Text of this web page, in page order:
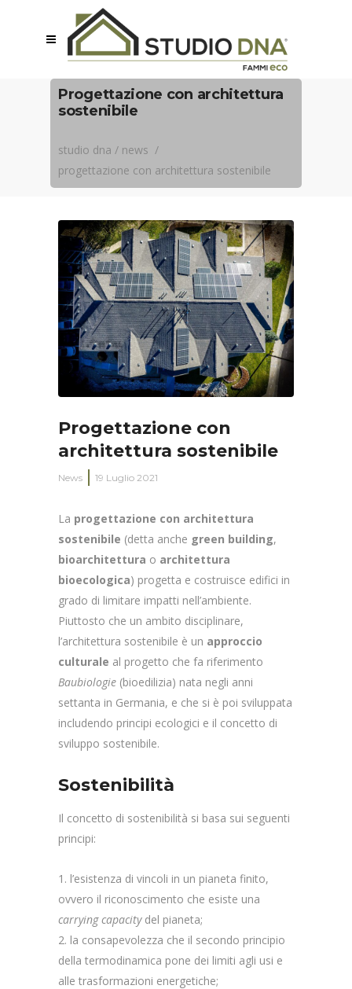
Progettazione con architettura
sostenibile
studio dna / news /
progettazione con architettura sostenibile
Progettazione con
architettura sostenibile
News 19 Luglio 2021
La progettazione con architettura
sostenibile (detta anche green building,
bioarchitettura o architettura
bioecologica) progetta e costruisce edifici in
grado di limitare impatti nell’ambiente.
Piuttosto che un ambito disciplinare,
l’architettura sostenibile è un approccio
culturale al progetto che fa riferimento
Baubiologie (bioedilizia) nata negli anni
settanta in Germania, e che si è poi sviluppata
includendo principi ecologici e il concetto di
sviluppo sostenibile.
Sostenibilità
Il concetto di sostenibilità si basa sui seguenti
principi:
l’esistenza di vincoli in un pianeta finito,
ovvero il riconoscimento che esiste una
carrying capacitydel pianeta;
la consapevolezza che il secondo principio
della termodinamica pone dei limiti agli usi e
alle trasformazioni energetiche;